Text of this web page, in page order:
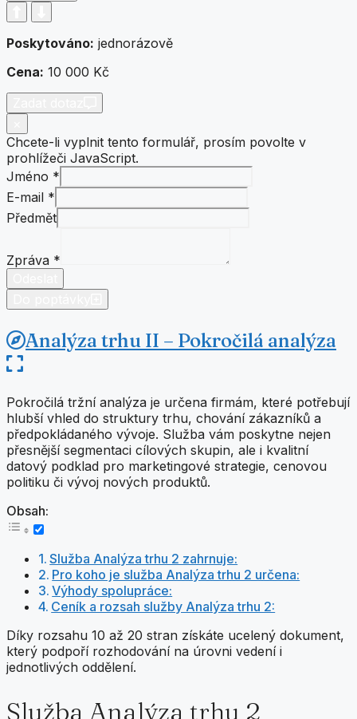
Poskytováno: jednorázově
Cena: 10 000 Kč
Chcete-li vyplnit tento formulář, prosím povolte v
prohlížeči JavaScript.
Jméno *
E-
mail
Jméno
E-mail *
Předmět
Zpráva *
Analýza trhu II – Pokročilá analýza
Pokročilá tržní analýza je určena firmám, které potřebují
hlubší vhled do struktury trhu, chování zákazníků a
předpokládaného vývoje. Služba vám poskytne nejen
přesnější segmentaci cílových skupin, ale i kvalitní
datový podklad pro marketingové strategie, cenovou
politiku či vývoj nových produktů.
Obsah:
Služba Analýza trhu 2 zahrnuje:
Pro koho je služba Analýza trhu 2 určena:
Výhody spolupráce:
Ceník a rozsah služby Analýza trhu 2:
Díky rozsahu 10 až 20 stran získáte ucelený dokument,
který podpoří rozhodování na úrovni vedení i
jednotlivých oddělení.
Služba Analýza trhu 2